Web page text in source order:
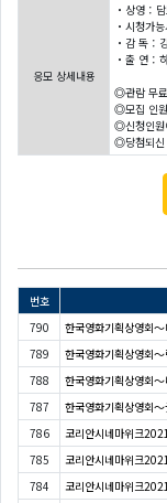
응모 상세내용
・상영：
・시청가
・감 독：
・출 연：
◎관람 무료
◎모집 인
◎신청인원
◎당첨되신
번호
790
한국영화기획상영회
789
한국영화기획상영회〜
788
한국영화기획상영회
787
한국영화기획상영회
786
코리안시네마위크
785
코리안시네마위크
784
코리안시네마위크